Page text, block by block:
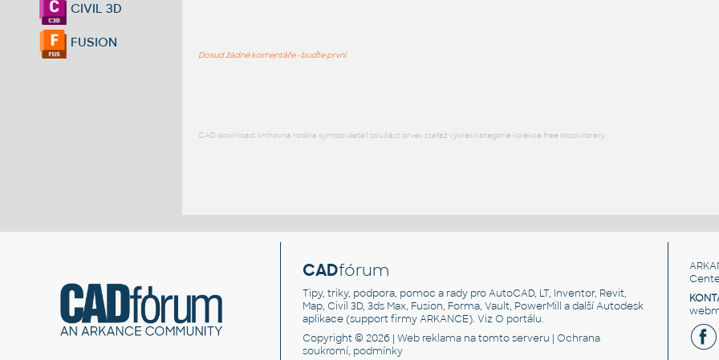
CIVIL 3D
FUSION
Dosud žádné komentáře - buďte první
CAD download: knihovna rodina symbol detail součást prvek stafáž výkres kategorie kolekce free block library
CADfórum
Tipy, triky, podpora, pomoc a rady pro AutoCAD, LT, Inventor, Revit,
Map, Civil 3D, 3ds Max, Fusion, Forma, Vault, PowerMill a další Autodesk
aplikace (support firmy ARKANCE). VizO portálu.
Copyright © 2026 |Web reklama na tomto serveru |Ochrana
soukromí, podmínky